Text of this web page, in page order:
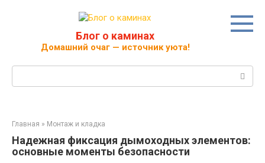
Блог о каминах
Домашний очаг — источник уюта!
Главная » Монтаж и кладка
Надежная фиксация дымоходных элементов:
основные моменты безопасности